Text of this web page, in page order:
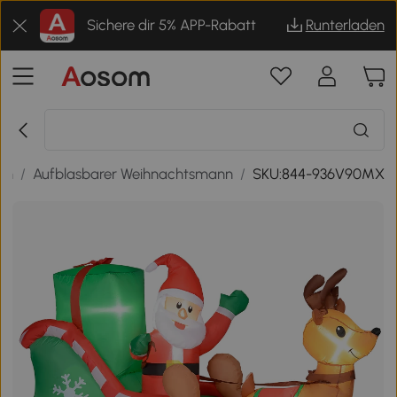
Sichere dir 5% APP-Rabatt Runterladen
/ Aufblasbarer Weihnachtsmann / SKU:844-936V90MX